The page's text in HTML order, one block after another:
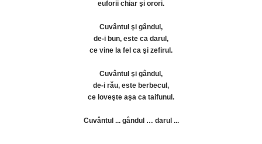
euforii chiar şi orori.
Cuvântul şi gândul,
de-i bun, este ca darul,
ce vine la fel ca şi zefirul.
Cuvântul şi gândul,
de-i rău, este berbecul,
ce loveşte aşa ca taifunul.
Cuvântul ... gândul … darul ...